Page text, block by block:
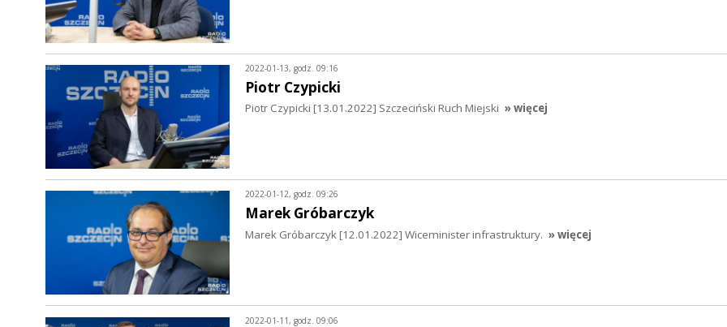
2022-01-13, godz. 09:16
Piotr Czypicki
Piotr Czypicki [13.01.2022] Szczeciński Ruch Miejski » więcej
2022-01-12, godz. 09:26
Marek Gróbarczyk
Marek Gróbarczyk [12.01.2022] Wiceminister infrastruktury. » więcej
2022-01-11, godz. 09:06